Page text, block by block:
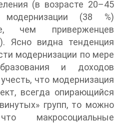
(в возрасте 20–45
модернизации (38 %)
чем приверженцев
Ясно видна тенденция
модернизации по мере
и доходов
что модернизация
всегда опирающийся
групп, то можно
макросоциальные